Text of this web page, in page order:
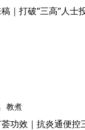
｜打破“三高”人士
教煮
功效｜抗炎通便